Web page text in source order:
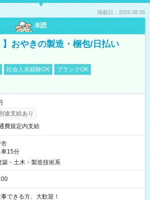
掲載日：2026.08.05
未読
】おやきの製造・梱包/日払い
社会人未経験OK
ブランクOK
途支給あり
費規定内支給
15分
築・土木・製造技術系
できる方、大歓迎！